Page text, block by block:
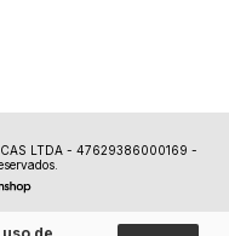
LTDA - 47629386000169 -